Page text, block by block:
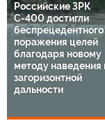
Российские ЗРК
С-400 достигли
беспрецедентного
поражения целей
благодаря новому
методу наведения
загоризонтной
дальности